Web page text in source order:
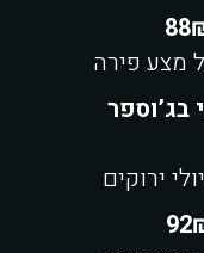
מצע פירה
ירוקים